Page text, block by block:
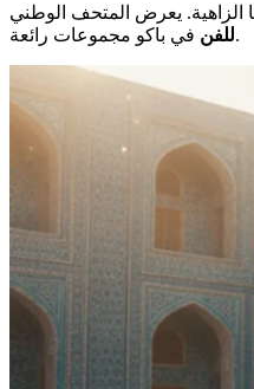
الزاهية. يعرض المتحف الوطني
للفنفي باكو مجموعات رائعة.